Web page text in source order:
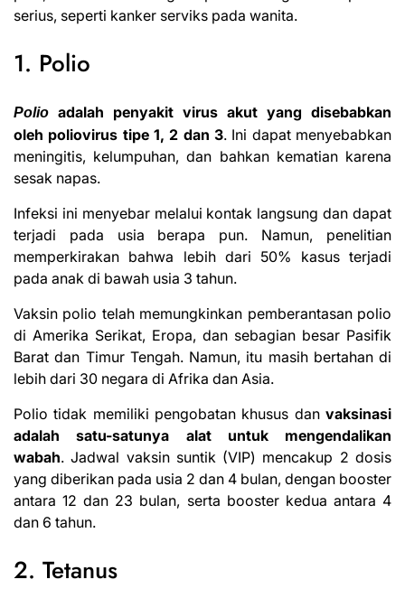
serius, seperti kanker serviks pada wanita.
1. Polio
Polio adalah penyakit virus akut yang disebabkan
oleh poliovirus tipe 1, 2 dan 3. Ini dapat menyebabkan
meningitis, kelumpuhan, dan bahkan kematian karena
sesak napas.
Infeksi ini menyebar melalui kontak langsung dan dapat
terjadi pada usia berapa pun. Namun, penelitian
memperkirakan bahwa lebih dari 50% kasus terjadi
pada anak di bawah usia 3 tahun.
Vaksin polio telah memungkinkan pemberantasan polio
di Amerika Serikat, Eropa, dan sebagian besar Pasifik
Barat dan Timur Tengah. Namun, itu masih bertahan di
lebih dari 30 negara di Afrika dan Asia.
Polio tidak memiliki pengobatan khusus dan vaksinasi
adalah satu-satunya alat untuk mengendalikan
wabah. Jadwal vaksin suntik (VIP) mencakup 2 dosis
yang diberikan pada usia 2 dan 4 bulan, dengan booster
antara 12 dan 23 bulan, serta booster kedua antara 4
dan 6 tahun.
2. Tetanus